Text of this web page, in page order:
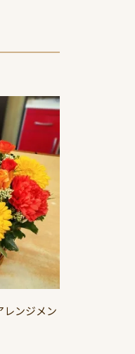
レンジメン